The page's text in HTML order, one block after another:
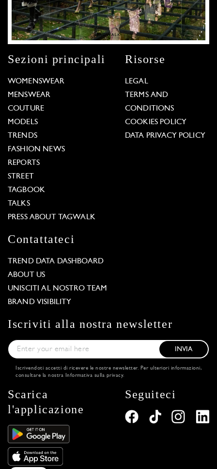
Sezioni principali
WOMENSWEAR
MENSWEAR
COUTURE
MODELS
TRENDS
FASHION NEWS
REPORTS
STREET
TAGBOOK
TALKS
PRESS ABOUT TAGWALK
Risorse
LEGAL
TERMS AND
CONDITIONS
COOKIES POLICY
DATA PRIVACY POLICY
Contattateci
TREND DATA DASHBOARD
ABOUT US
UNISCITI AL NOSTRO TEAM
BRAND VISIBILITY
Iscriviti alla nostra newsletter
INVIA
Iscrivendoti accetti di ricevere le nostre newsletter. Per ulteriori informazioni,
consultare la nostra
Informativa sulla privacy.
Scarica
l'applicazione
Seguiteci